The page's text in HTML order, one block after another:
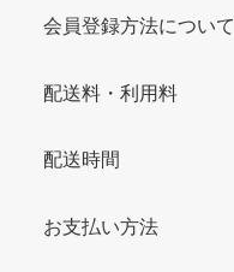
会員登録方法について
配送料・利用料
配送時間
お支払い方法